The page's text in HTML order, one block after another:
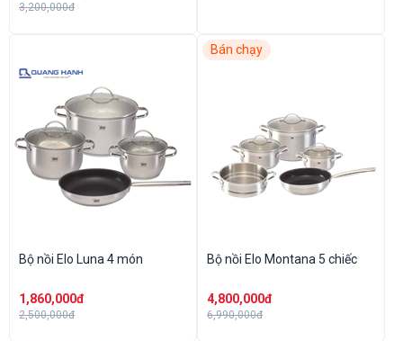
3,200,000đ
Bộ nồi Elo Luna 4 món
1,860,000đ
2,500,000đ
Bán chạy
Bộ nồi Elo Montana 5 chiếc
4,800,000đ
6,990,000đ